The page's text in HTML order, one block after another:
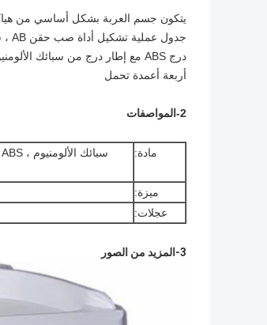
يتكون جسم العربة بشكل أساسي من هياكل
جدول عملية تشكيل أداة صب حقن AB ، سهل التنظيف
درج ABS مع إطار درج من سبائك الألومنيوم ، سهل التركيب والتركيب
أربعة أعمدة تحمل
2-المواصفات
مادة:
ميزة:
عجلات:
3-المزيد من الصور